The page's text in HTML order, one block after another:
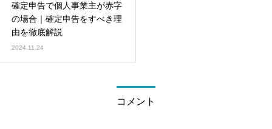
確定申告で個人事業主が赤字
の場合｜確定申告をすべき理
由を徹底解説
2024.11.24
コメント